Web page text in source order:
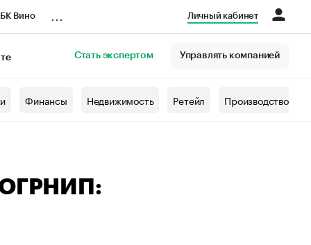
Вино Личный кабинет
Стать экспертом Управлять компанией
Финансы Недвижимость Ретейл Производство
ОГРНИП: